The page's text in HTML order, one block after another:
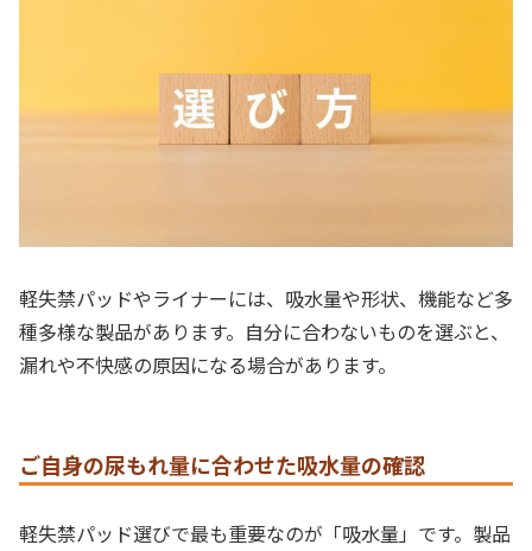
軽失禁パッドやライナーには、吸水量や形状、機能など多
種多様な製品があります。自分に合わないものを選ぶと、
漏れや不快感の原因になる場合があります。
ご自身の尿もれ量に合わせた吸水量の確認
軽失禁パッド選びで最も重要なのが「吸水量」です。製品